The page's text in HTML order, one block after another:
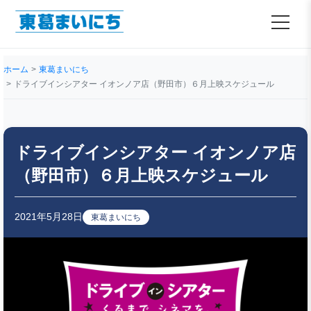
ホーム
東葛まいにち
ドライブインシアター イオンノア店（野田市）６月上映スケジュール
ドライブインシアター イオンノア店
（野田市）６月上映スケジュール
2021年5月28日 東葛まいにち